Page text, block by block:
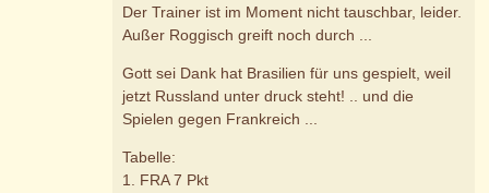
Der Trainer ist im Moment nicht tauschbar, leider.
Außer Roggisch greift noch durch ...
Gott sei Dank hat Brasilien für uns gespielt, weil
jetzt Russland unter druck steht! .. und die
Spielen gegen Frankreich ...
Tabelle:
1. FRA 7 Pkt